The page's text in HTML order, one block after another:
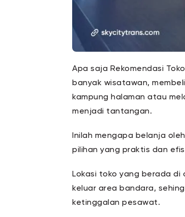
Apa saja Rekomendasi
banyak wisatawan,
kampung halaman atau
menjadi tantangan.
Inilah mengapa belanja
pilihan yang praktis dan
Lokasi toko yang berada di
keluar area bandara,
ketinggalan pesawat.